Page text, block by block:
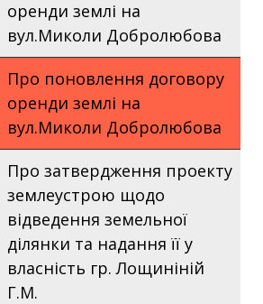
оренди землі на
вул.Миколи Добролюбова
Про поновлення договору
оренди землі на
вул.Миколи Добролюбова
Про затвердження проекту
землеустрою щодо
відведення земельної
ділянки та надання її у
власність гр. Лощиніній
Г.М.